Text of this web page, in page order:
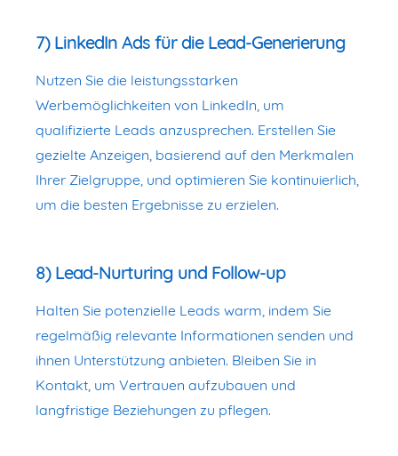
7) LinkedIn Ads für die Lead-Generierung
Nutzen Sie die leistungsstarken
Werbemöglichkeiten von LinkedIn, um
qualifizierte Leads anzusprechen. Erstellen Sie
gezielte Anzeigen, basierend auf den Merkmalen
Ihrer Zielgruppe, und optimieren Sie kontinuierlich,
um die besten Ergebnisse zu erzielen.
8) Lead-Nurturing und Follow-up
Halten Sie potenzielle Leads warm, indem Sie
regelmäßig relevante Informationen senden und
ihnen Unterstützung anbieten. Bleiben Sie in
Kontakt, um Vertrauen aufzubauen und
langfristige Beziehungen zu pflegen.